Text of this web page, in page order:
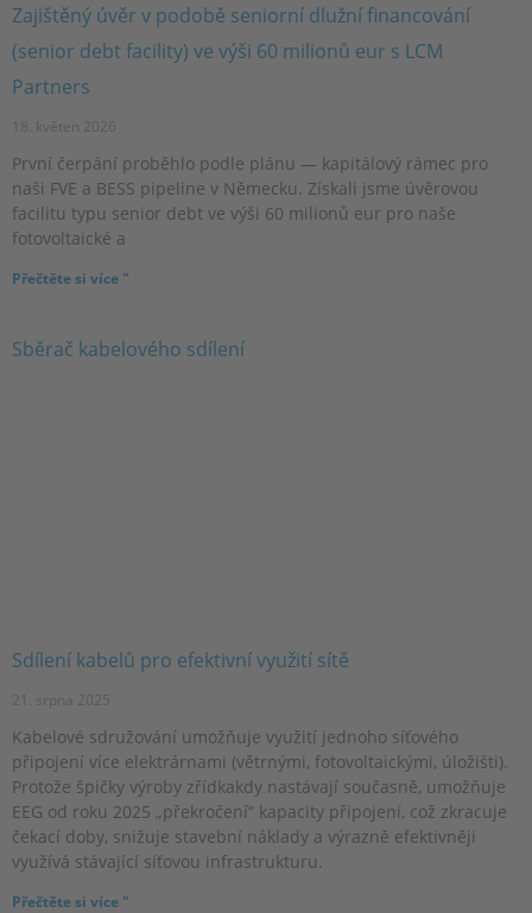
Zajištěný úvěr v podobě seniorní dlužní financování
(senior debt facility) ve výši 60 milionů eur s LCM
Partners
18. květen 2026
První čerpání proběhlo podle plánu — kapitálový rámec pro
naši FVE a BESS pipeline v Německu. Získali jsme úvěrovou
facilitu typu senior debt ve výši 60 milionů eur pro naše
fotovoltaické a
Přečtěte si více "
Sdílení kabelů pro efektivní využití sítě
21. srpna 2025
Kabelové sdružování umožňuje využití jednoho síťového
připojení více elektrárnami (větrnými, fotovoltaickými, úložišti).
Protože špičky výroby zřídkakdy nastávají současně, umožňuje
EEG od roku 2025 „překročení“ kapacity připojení, což zkracuje
čekací doby, snižuje stavební náklady a výrazně efektivněji
využívá stávající síťovou infrastrukturu.
Přečtěte si více "